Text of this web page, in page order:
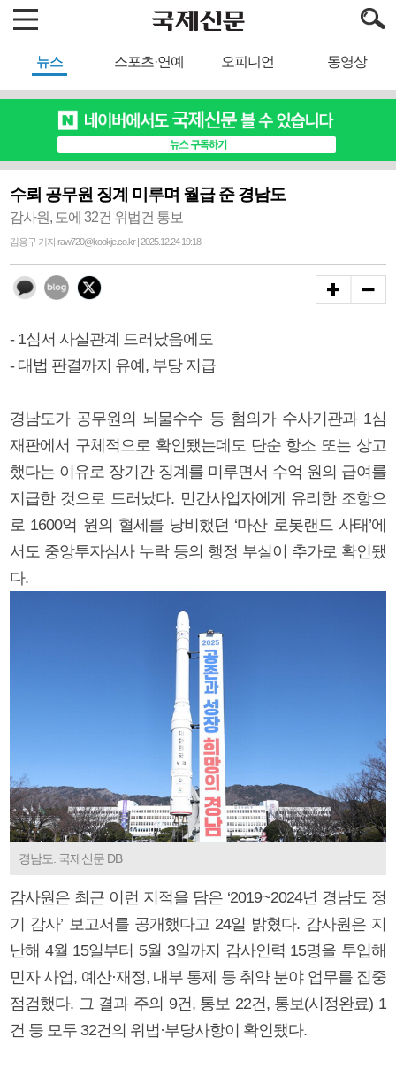
뉴스 스포츠·연예 오피니언 동영상
수뢰 공무원 징계 미루며 월급 준 경남도
감사원, 도에 32건 위법건 통보
김용구 기자 raw720@kookje.co.kr | 2025.12.24 19:18
- 1심서 사실관계 드러났음에도
- 대법 판결까지 유예, 부당 지급
경남도가 공무원의 뇌물수수 등 혐의가 수사기관과 1심
재판에서 구체적으로 확인됐는데도 단순 항소 또는 상고
했다는 이유로 장기간 징계를 미루면서 수억 원의 급여를
지급한 것으로 드러났다. 민간사업자에게 유리한 조항으
로 1600억 원의 혈세를 낭비했던 ‘마산 로봇랜드 사태’에
서도 중앙투자심사 누락 등의 행정 부실이 추가로 확인됐
다.
경남도. 국제신문 DB
감사원은 최근 이런 지적을 담은 ‘2019~2024년 경남도 정
기 감사’ 보고서를 공개했다고 24일 밝혔다. 감사원은 지
난해 4월 15일부터 5월 3일까지 감사인력 15명을 투입해
민자 사업, 예산·재정, 내부 통제 등 취약 분야 업무를 집중
점검했다. 그 결과 주의 9건, 통보 22건, 통보(시정완료) 1
건 등 모두 32건의 위법·부당사항이 확인됐다.